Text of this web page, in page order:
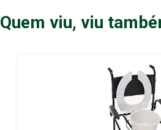
Quem viu, viu